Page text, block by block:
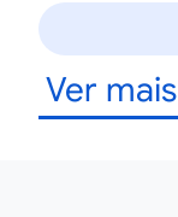
Ver mais